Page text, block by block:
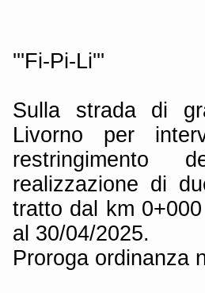
'''Fi-Pi-Li'''
Sulla strada di
Livorno per
restringimento
realizzazione di
tratto dal km
al 30/04/2025.
Proroga ordinanza